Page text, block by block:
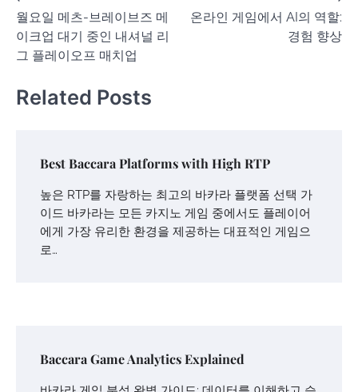
navigation
월요일 메츠-브레이브즈 메
이크업 대기 중인 내셔널 리
그 플레이오프 매치업
온라인 게임에서 AI의 역할:
경험 향상
Related Posts
Best Baccara Platforms with High RTP
높은 RTP를 자랑하는 최고의 바카라 플랫폼 선택 가
이드 바카라는 모든 카지노 게임 중에서도 플레이어
에게 가장 유리한 환경을 제공하는 대표적인 게임으
로…
Baccara Game Analytics Explained